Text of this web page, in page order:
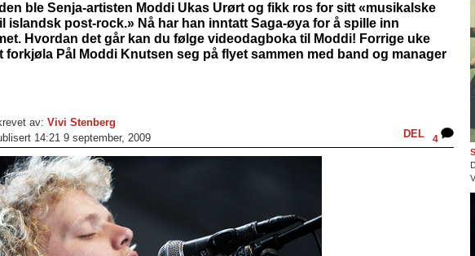
ble Senja-artisten Moddi Ukas Urørt og fikk ros for sitt «musikalske
islandsk post-rock.» Nå har han inntatt Saga-øya for å spille inn
Hvordan det går kan du følge videodagboka til Moddi! Forrige uke
forkjøla Pål Moddi Knutsen seg på flyet sammen med band og manager
av: Vivi Stenberg
14:21 9 september, 2009
DEL 4